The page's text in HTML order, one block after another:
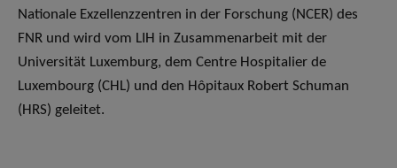
Nationale Exzellenzzentren in der Forschung (NCER) des
FNR und wird vom LIH in Zusammenarbeit mit der
Universität Luxemburg, dem Centre Hospitalier de
Luxembourg (CHL) und den Hôpitaux Robert Schuman
(HRS) geleitet.